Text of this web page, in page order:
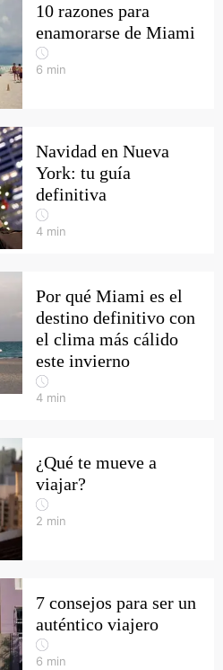
10 razones para
enamorarse de Miami
6 min
Navidad en Nueva
York: tu guía
definitiva
4 min
Por qué Miami es el
destino definitivo con
el clima más cálido
este invierno
4 min
¿Qué te mueve a
viajar?
2 min
7 consejos para ser un
auténtico viajero
6 min